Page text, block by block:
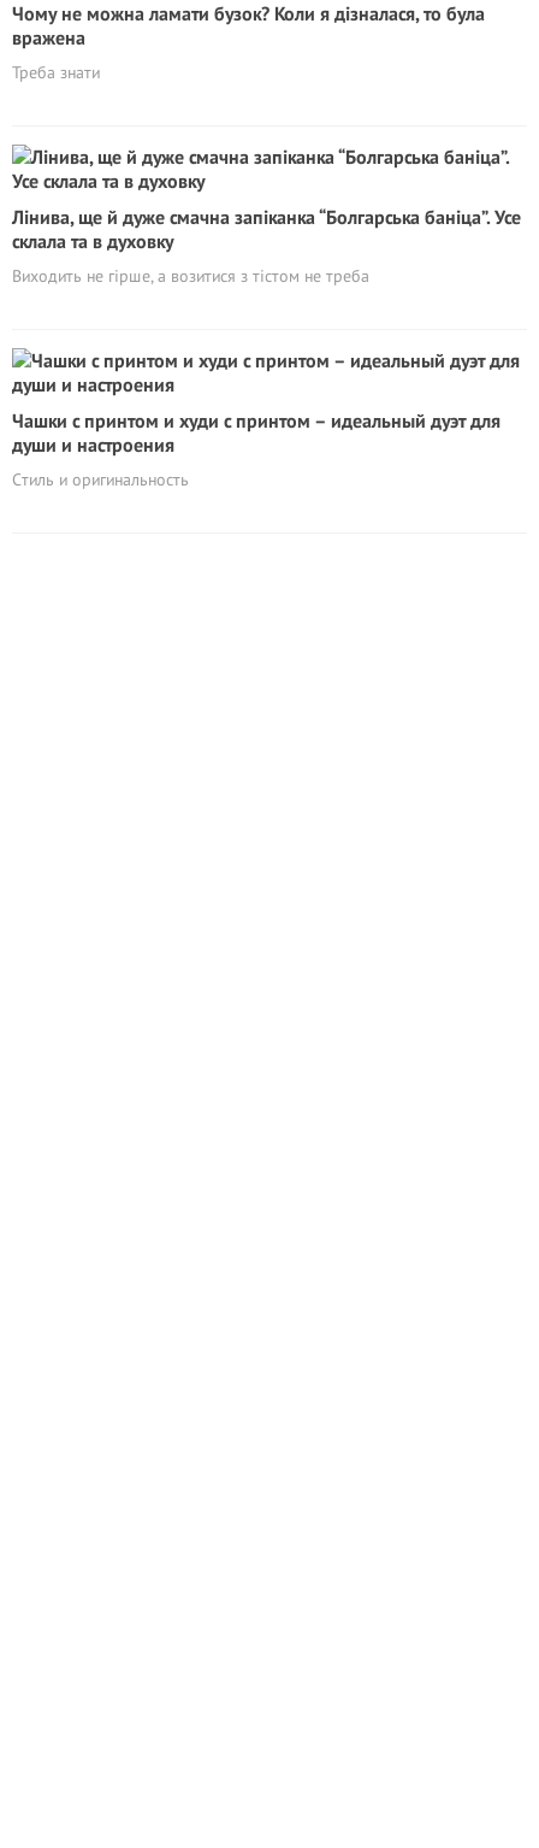
Чому не можна ламати бузок? Коли я дізналася, то була
вражена
Треба знати
Лінива, ще й дуже смачна запіканка “Болгарська баніца”. Усе
склала та в духовку
Виходить не гірше, а возитися з тістом не треба
Чашки с принтом и худи с принтом – идеальный дуэт для
души и настроения
Cтиль и оригинальность